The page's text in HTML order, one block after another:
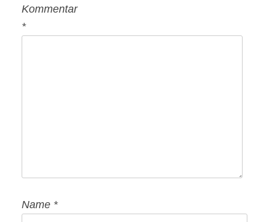
Kommentar
*
Name *